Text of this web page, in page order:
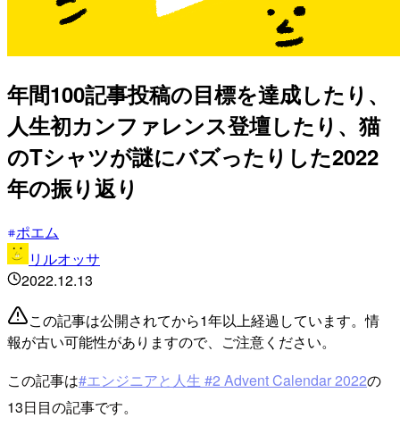
年間100記事投稿の目標を達成したり、
人生初カンファレンス登壇したり、猫
のTシャツが謎にバズったりした2022
年の振り返り
ポエム
リルオッサ
2022.12.13
この記事は公開されてから1年以上経過しています。情
報が古い可能性がありますので、ご注意ください。
この記事は#エンジニアと人生 #2 Advent Calendar 2022の
13日目の記事です。